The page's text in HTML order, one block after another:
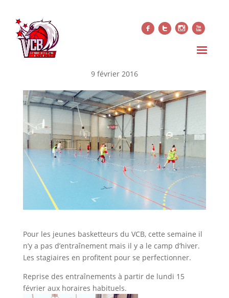
f t i x
CAMP D’HIVER POUR LES
9 février 2016
Pour les jeunes basketteurs du VCB, cette semaine il
n’y a pas d’entraînement mais il y a le camp d’hiver.
Les stagiaires en profitent pour se perfectionner.
Reprise des entraînements à partir de lundi 15
février aux horaires habituels.